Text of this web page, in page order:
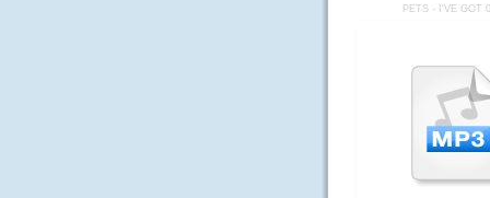
PETS - I'VE GOT